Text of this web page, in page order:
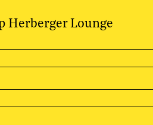
Herberger Lounge